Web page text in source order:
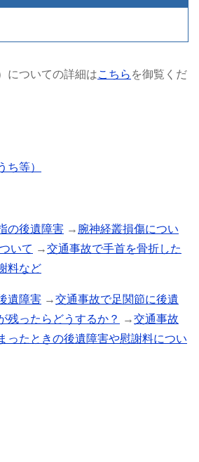
についての詳細はこちら を御覧くだ
ち等）
の後遺障害 → 腕神経叢損傷につい
いて →交通事故で手首を骨折した
料など
遺障害 →交通事故で足関節に後遺
残ったらどうするか？
→交通事故
ったときの後遺障害や慰謝料につい